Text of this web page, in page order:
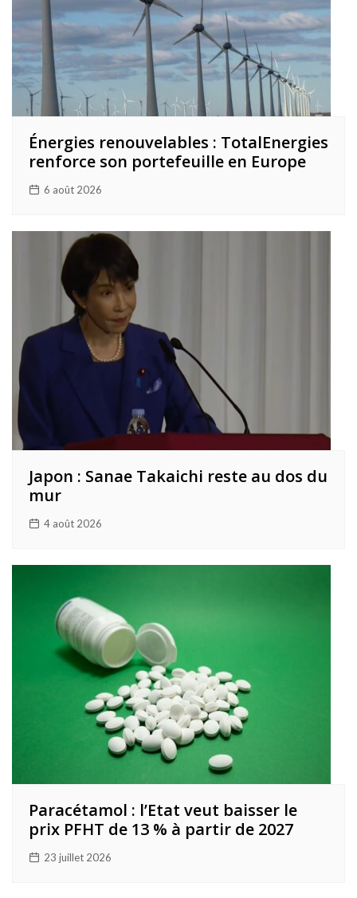
Énergies renouvelables : TotalEnergies
renforce son portefeuille en Europe
6 août 2026
Japon : Sanae Takaichi reste au dos du
mur
4 août 2026
Paracétamol : l’Etat veut baisser le
prix PFHT de 13 % à partir de 2027
23 juillet 2026